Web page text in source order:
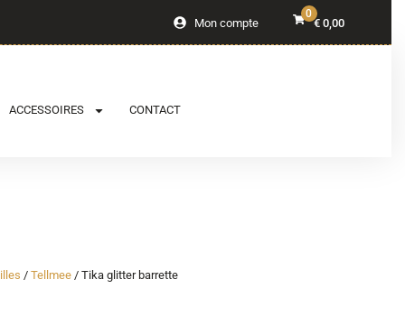
Mon compte
0
€0,00
ACCESSOIRES CONTACT
/ Tellmee / Tika glitter barrette